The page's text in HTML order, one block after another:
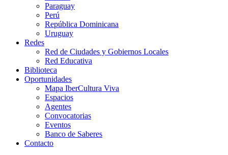
Paraguay
Perú
República Dominicana
Uruguay
Redes
Red de Ciudades y Gobiernos Locales
Red Educativa
Biblioteca
Oportunidades
Mapa IberCultura Viva
Espacios
Agentes
Convocatorias
Eventos
Banco de Saberes
Contacto